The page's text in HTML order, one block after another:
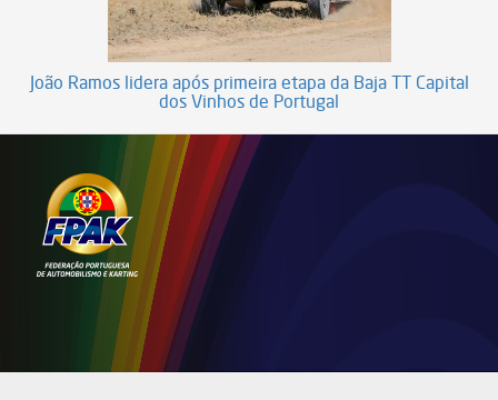
João Ramos lidera após primeira etapa da Baja TT Capital
dos Vinhos de Portugal